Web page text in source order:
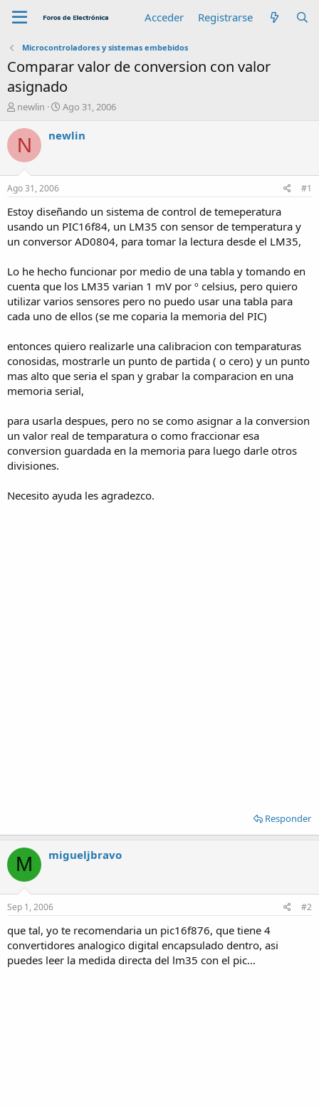
Acceder Registrarse
Microcontroladores y sistemas embebidos
Comparar valor de conversion con valor
asignado
A
t
o
r
newlin
F
c
n
i
c
i
Ago 31, 2006
N newlin
Ago 31, 2006 #1
Estoy diseñando un sistema de control de temeperatura
usando un PIC16f84, un LM35 con sensor de temperatura y
un conversor AD0804, para tomar la lectura desde el LM35,
Lo he hecho funcionar por medio de una tabla y tomando en
cuenta que los LM35 varian 1 mV por º celsius, pero quiero
utilizar varios sensores pero no puedo usar una tabla para
cada uno de ellos (se me coparia la memoria del PIC)
entonces quiero realizarle una calibracion con temparaturas
conosidas, mostrarle un punto de partida ( o cero) y un punto
mas alto que seria el span y grabar la comparacion en una
memoria serial,
para usarla despues, pero no se como asignar a la conversion
un valor real de temparatura o como fraccionar esa
conversion guardada en la memoria para luego darle otros
divisiones.
Necesito ayuda les agradezco.
Responder
M migueljbravo
Sep 1, 2006 #2
que tal, yo te recomendaria un pic16f876, que tiene 4
convertidores analogico digital encapsulado dentro, asi
puedes leer la medida directa del lm35 con el pic...